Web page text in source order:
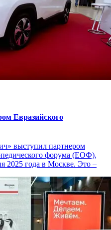
Евразийского
выступил партнером
форума (ЕОФ),
2025 года в Москве. Это –